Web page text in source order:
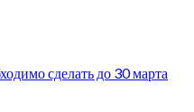
сделать до 30 марта